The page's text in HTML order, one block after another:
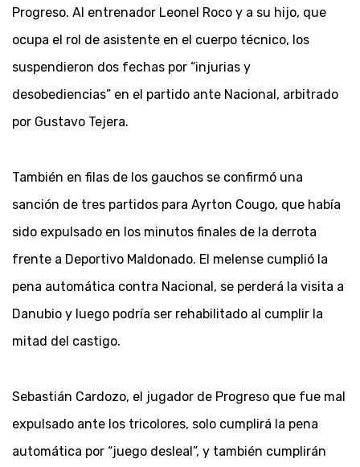
Progreso. Al entrenador Leonel Roco y a su hijo, que
ocupa el rol de asistente en el cuerpo técnico, los
suspendieron dos fechas por “injurias y
desobediencias” en el partido ante Nacional, arbitrado
por Gustavo Tejera.
También en filas de los gauchos se confirmó una
sanción de tres partidos para Ayrton Cougo, que había
sido expulsado en los minutos finales de la derrota
frente a Deportivo Maldonado. El melense cumplió la
pena automática contra Nacional, se perderá la visita a
Danubio y luego podría ser rehabilitado al cumplir la
mitad del castigo.
Sebastián Cardozo, el jugador de Progreso que fue mal
expulsado ante los tricolores, solo cumplirá la pena
automática por “juego desleal”, y también cumplirán